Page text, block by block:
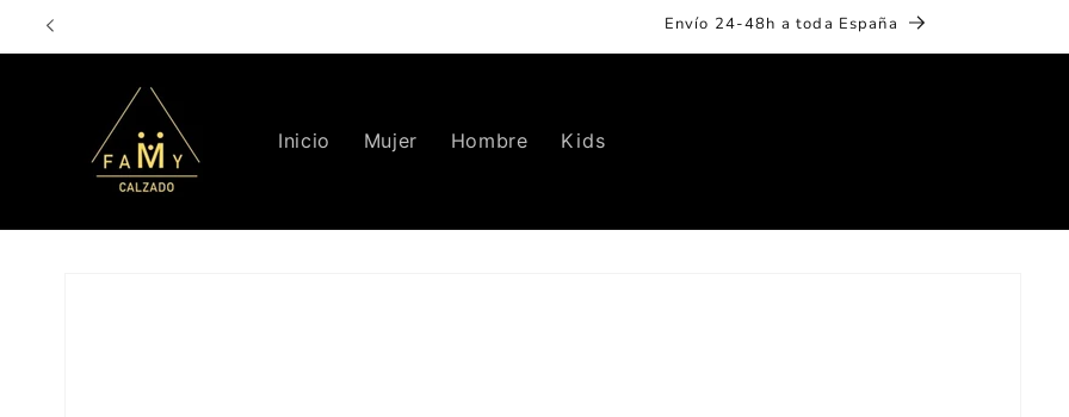
directamente
al contenido
Envío 24-48h a toda España
Inicio Mujer Hombre Kids